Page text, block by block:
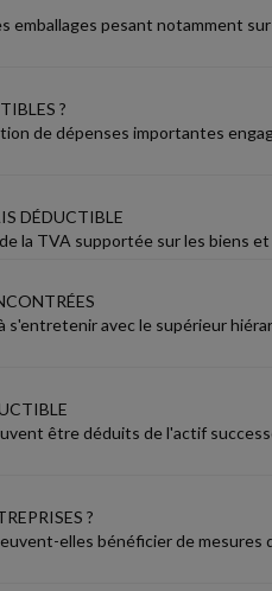
pesant notamment
?
de dépenses importantes
DÉDUCTIBLE
la TVA supportée sur les biens
avec le supérieur
être déduits de l'actif
?
elles bénéficier de mesures